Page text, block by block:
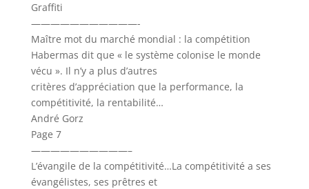
Graffiti
———————————-
Maître mot du marché mondial : la compétition
Habermas dit que « le système colonise le monde
vécu ». Il n’y a plus d’autres
critères d’appréciation que la performance, la
compétitivité, la rentabilité…
André Gorz
Page 7
——————————–
L’évangile de la compétitivité…La compétitivité a ses
évangélistes, ses prêtres et